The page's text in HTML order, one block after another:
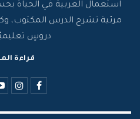
استعمال العربية في الحياة
مرئية تشرح الدرس المكتوب،
دروسٍ
قراءة